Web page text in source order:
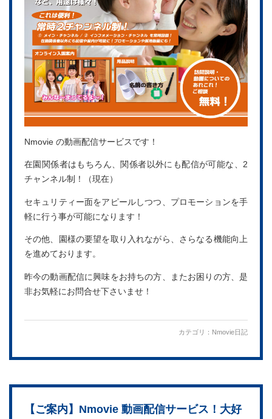
Nmovie の動画配信サービスです！
在園関係者はもちろん、関係者以外にも配信が可能な、2
チャンネル制！（現在）
セキュリティー面をアピールしつつ、プロモーションを手
軽に行う事が可能になります！
その他、園様の要望を取り入れながら、さらなる機能向上
を進めております。
昨今の動画配信に興味をお持ちの方、またお困りの方、是
非お気軽にお問合せ下さいませ！
カテゴリ： Nmovie日記
【ご案内】Nmovie 動画配信サービス！大好